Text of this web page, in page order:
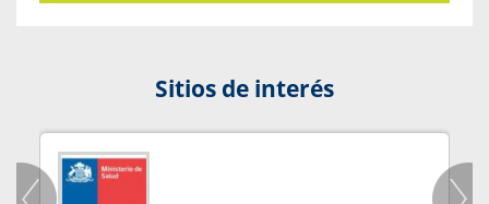
Sitios de interés